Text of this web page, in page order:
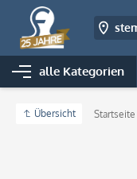
alle Kategorien
Übersicht Startseite